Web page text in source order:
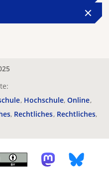
Hochschule Online
Rechtliches Rechtliches